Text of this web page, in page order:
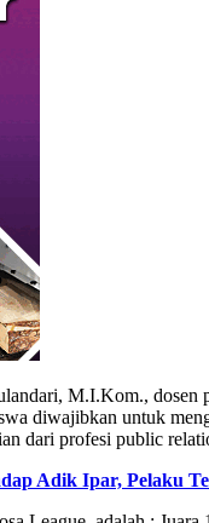
M.I.Kom., dosen
diwajibkan untuk
dari profesi public
Adik Ipar, Pelaku